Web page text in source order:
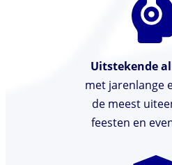
Uitstekende
met jarenlange
de meest
feesten en